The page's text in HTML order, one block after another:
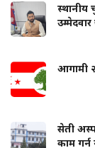
स्थानीय
आगामी
सेती
काम गर्न